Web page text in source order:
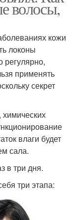
волосы,
кожи
локоны
регулярно,
применять
секрет
влаги будет
сала.
в три дня.
три этапа: